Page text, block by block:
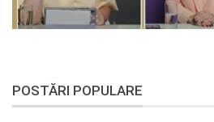
POSTĂRI POPULARE